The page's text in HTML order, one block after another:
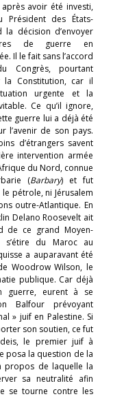
avoir été investi,
Président des États-
la décision d’envoyer
de guerre en
Il le fait sans l’accord
Congrès, pourtant
la Constitution, car il
urgente et la
Ce qu’il ignore,
guerre lui a déjà été
l’avenir de son pays.
d’étrangers savent
intervention armée
du Nord, connue
(Barbary) et fut
pétrole, ni Jérusalem
outre-Atlantique. En
Delano Roosevelt ait
de ce grand Moyen-
s’étire du Maroc au
a auparavant été
Woodrow Wilson, le
publique. Car déjà
guerre, eurent à se
Balfour prévoyant
» juif en Palestine. Si
son soutien, ce fut
le premier juif à
posa la question de la
propos de laquelle la
sa neutralité afin
se tourne contre les